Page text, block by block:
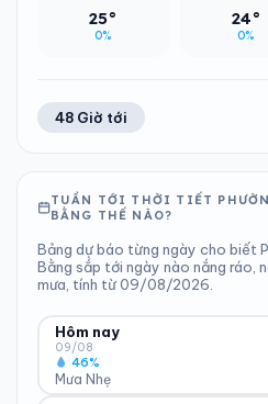
25°
0%
24°
0%
48 Giờ tới
TUẦN TỚI THỜI TIẾT
BẰNG THẾ NÀO?
Bảng dự báo từng ngày cho biết
Bằng sắp tới ngày nào nắng ráo,
mưa, tính từ 09/08/2026.
Hôm nay
09/08
Mưa Nhẹ
46%